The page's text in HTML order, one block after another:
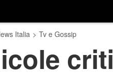
Italia > Tv e Gossip